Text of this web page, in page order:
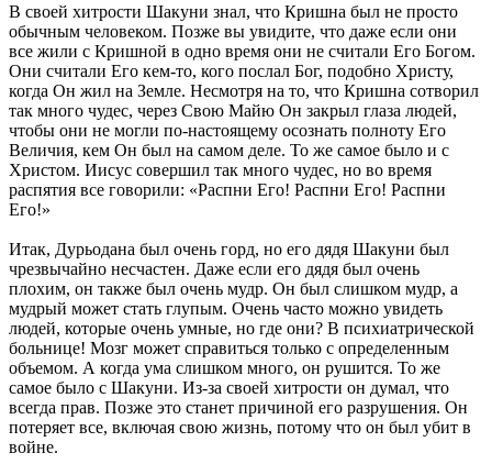
В своей хитрости Шакуни знал, что Кришна был не просто
обычным человеком. Позже вы увидите, что даже если они
все жили с Кришной в одно время они не считали Его Богом.
Они считали Его кем-то, кого послал Бог, подобно Христу,
когда Он жил на Земле. Несмотря на то, что Кришна сотворил
так много чудес, через Свою Майю Он закрыл глаза людей,
чтобы они не могли по-настоящему осознать полноту Его
Величия, кем Он был на самом деле. То же самое было и с
Христом. Иисус совершил так много чудес, но во время
распятия все говорили: «Распни Его! Распни Его! Распни
Его!»
Итак, Дурьодана был очень горд, но его дядя Шакуни был
чрезвычайно несчастен. Даже если его дядя был очень
плохим, он также был очень мудр. Он был слишком мудр, а
мудрый может стать глупым. Очень часто можно увидеть
людей, которые очень умные, но где они? В психиатрической
больнице! Мозг может справиться только с определенным
объемом. А когда ума слишком много, он рушится. То же
самое было с Шакуни. Из-за своей хитрости он думал, что
всегда прав. Позже это станет причиной его разрушения. Он
потеряет все, включая свою жизнь, потому что он был убит в
войне.